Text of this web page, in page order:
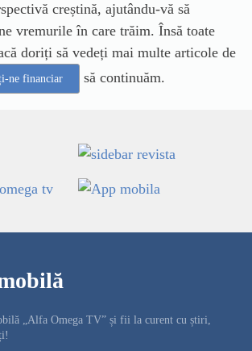
creștină, ajutându-vă să
vremurile în care trăim. Însă toate
doriți să vedeți mai multe articole de
ne financiar să continuăm.
„Alfa Omega TV” și fii la curent cu știri,